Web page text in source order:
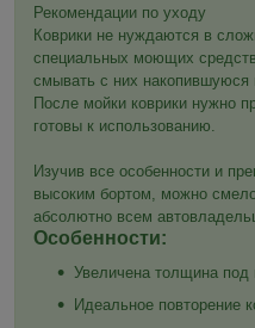
Рекомендации по уходу
Коврики не нуждаются в
специальных моющих
смывать с них накопившуюся
После мойки коврики нужно
готовы к использованию.
Изучив все особенности и
высоким бортом, можно
абсолютно всем
Особенности:
Увеличена толщина под
Идеальное повторение